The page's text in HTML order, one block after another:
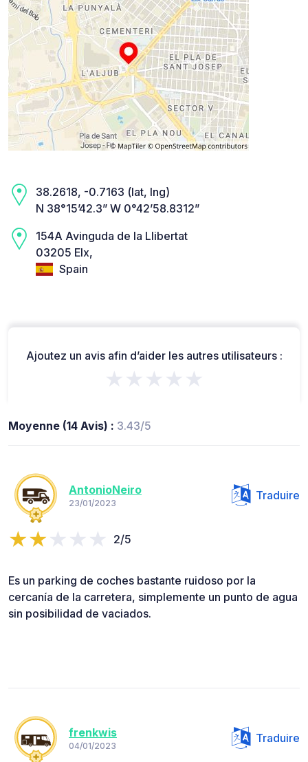
38.2618, -0.7163 (lat, lng)
N 38°15’42.3” W 0°42’58.8312”
154A Avinguda de la Llibertat
03205 Elx,
Spain
Ajoutez un avis afin d’aider les autres utilisateurs :
★★★★★
Moyenne (14 Avis) : 3.43/5
AntonioNeiro
23/01/2023
Traduire
2/5
Es un parking de coches bastante ruidoso por la
cercanía de la carretera, simplemente un punto de agua
sin posibilidad de vaciados.
frenkwis
04/01/2023
Traduire